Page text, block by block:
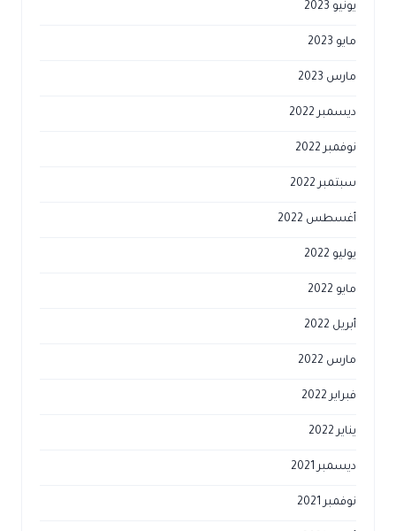
يونيو 2023
مايو 2023
مارس 2023
ديسمبر 2022
نوفمبر 2022
سبتمبر 2022
أغسطس 2022
يوليو 2022
مايو 2022
أبريل 2022
مارس 2022
فبراير 2022
يناير 2022
ديسمبر 2021
نوفمبر 2021